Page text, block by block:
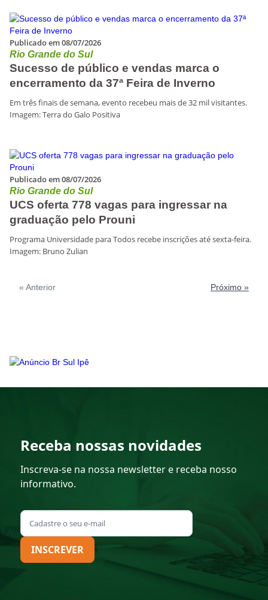
Publicado em 08/07/2026
Rio Grande do Sul
Sucesso de público e vendas marca o
encerramento da 37ª Feira de Inverno
Em três finais de semana, evento recebeu mais de 32 mil visitantes.
Imagem: Terra do Galo Positiva
Publicado em 08/07/2026
Rio Grande do Sul
UCS oferta 778 vagas para ingressar na
graduação pelo Prouni
Programa Universidade para Todos recebe inscrições até sexta-feira.
Imagem: Bruno Zulian
« Anterior Próximo »
Receba nossas novidades
Inscreva-se na nossa newsletter e receba nosso
informativo.
INSCREVER